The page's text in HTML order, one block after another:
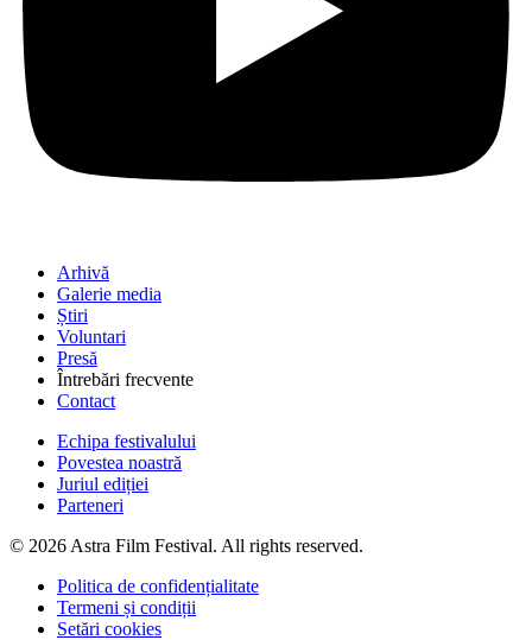
Arhivă
Galerie media
Știri
Voluntari
Presă
Întrebări frecvente
Contact
Echipa festivalului
Povestea noastră
Juriul ediției
Parteneri
© 2026 Astra Film Festival. All rights reserved.
Politica de confidențialitate
Termeni și condiții
Setări cookies